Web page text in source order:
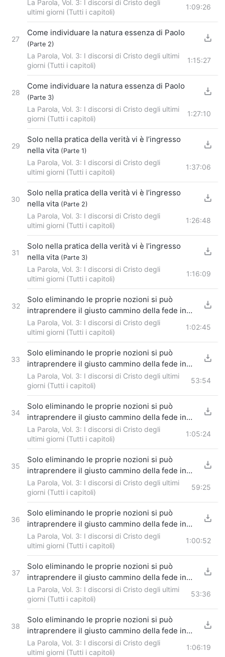
La Parola, Vol. 3: I discorsi di Cristo degli
ultimi giorni (Tutti i capitoli)
1:09:26
27
Come individuare la natura essenza di Paolo
(Parte 2)
La Parola, Vol. 3: I discorsi di Cristo degli ultimi
giorni (Tutti i capitoli)
1:15:27
28
Come individuare la natura essenza di Paolo
(Parte 3)
La Parola, Vol. 3: I discorsi di Cristo degli ultimi
giorni (Tutti i capitoli)
1:27:10
29
Solo nella pratica della verità vi è l’ingresso
nella vita (Parte 1)
La Parola, Vol. 3: I discorsi di Cristo degli
ultimi giorni (Tutti i capitoli)
1:37:06
30
Solo nella pratica della verità vi è l’ingresso
nella vita (Parte 2)
La Parola, Vol. 3: I discorsi di Cristo degli
ultimi giorni (Tutti i capitoli)
1:26:48
31
Solo nella pratica della verità vi è l’ingresso
nella vita (Parte 3)
La Parola, Vol. 3: I discorsi di Cristo degli
ultimi giorni (Tutti i capitoli)
1:16:09
32
Solo eliminando le proprie nozioni si può
intraprendere il giusto cammino della fede in
Dio (1)Parte 1
La Parola, Vol. 3: I discorsi di Cristo degli
ultimi giorni (Tutti i capitoli)
1:02:45
33
Solo eliminando le proprie nozioni si può
intraprendere il giusto cammino della fede in
Dio (1)Parte 2
La Parola, Vol. 3: I discorsi di Cristo degli ultimi
giorni (Tutti i capitoli)
53:54
34
Solo eliminando le proprie nozioni si può
intraprendere il giusto cammino della fede in
Dio (1)Parte 3
La Parola, Vol. 3: I discorsi di Cristo degli
ultimi giorni (Tutti i capitoli)
1:05:24
35
Solo eliminando le proprie nozioni si può
intraprendere il giusto cammino della fede in
Dio (1)Parte 4
La Parola, Vol. 3: I discorsi di Cristo degli ultimi
giorni (Tutti i capitoli)
59:25
36
Solo eliminando le proprie nozioni si può
intraprendere il giusto cammino della fede in
Dio (2)Parte 1
La Parola, Vol. 3: I discorsi di Cristo degli
ultimi giorni (Tutti i capitoli)
1:00:52
37
Solo eliminando le proprie nozioni si può
intraprendere il giusto cammino della fede in
Dio (2)Parte 2
La Parola, Vol. 3: I discorsi di Cristo degli ultimi
giorni (Tutti i capitoli)
53:36
38
Solo eliminando le proprie nozioni si può
intraprendere il giusto cammino della fede in
Dio (2)Parte 3
La Parola, Vol. 3: I discorsi di Cristo degli
ultimi giorni (Tutti i capitoli)
1:06:19